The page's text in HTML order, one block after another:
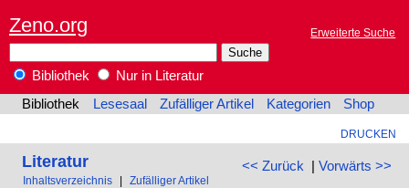
Zeno.org Erweiterte Suche
Bibliothek
Nur in Literatur
Bibliothek
Lesesaal Zufälliger Artikel Kategorien Shop
DRUCKEN
<< Zurück | Vorwärts >>
Literatur
Inhaltsverzeichnis Zufälliger Artikel